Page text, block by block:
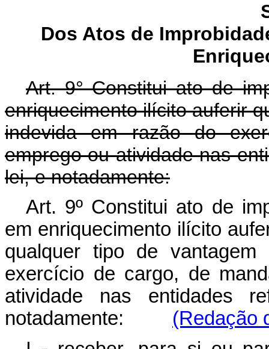
Dos Atos de
Art. 9° Constitui ato de
enriquecimento ilícito auferir
indevida em razão do
emprego ou atividade nas
lei, e notadamente:
Art. 9º Constitui ato de
em enriquecimento ilícito
qualquer tipo de
exercício de cargo, de
atividade nas entidades
notadamente: (Redação